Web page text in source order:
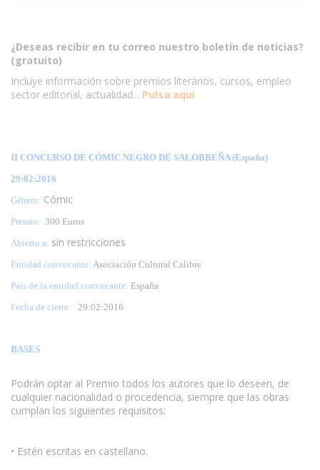
¿Deseas recibir en tu correo nuestro boletín de noticias?
(gratuito)
Incluye información sobre premios literarios, cursos, empleo
sector editorial, actualidad... Pulsa aqui
II CONCURSO DE CÓMIC NEGRO DE SALOBREÑA (España)
29:02:2016
Género: Cómic
Premio: 300 Euros
Abierto a: sin restricciones
Entidad convocante: Asociación Cultural Calibre
País de la entidad convocante: España
Fecha de cierre: 29:02:2016
BASES
Podrán optar al Premio todos los autores que lo deseen, de
cualquier nacionalidad o procedencia, siempre que las obras
cumplan los siguientes requisitos:
• Estén escritas en castellano.